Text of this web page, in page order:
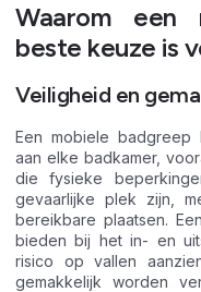
Waarom een
beste keuze is
Veiligheid en
Een mobiele
aan elke badkamer,
die fysieke
gevaarlijke plek zijn,
bereikbare plaatsen.
bieden bij het in- en
risico op vallen
gemakkelijk worden